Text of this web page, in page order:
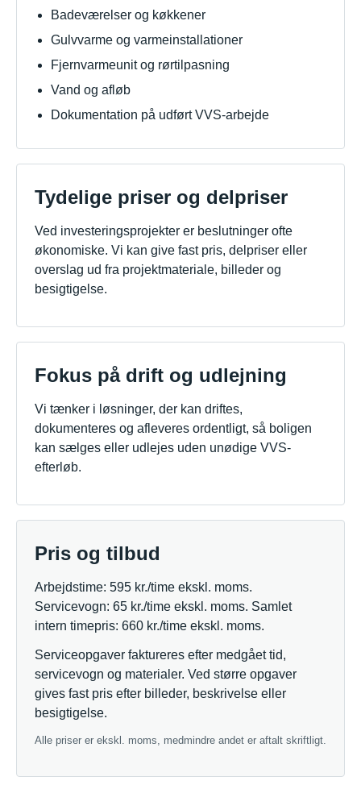
Badeværelser og køkkener
Gulvvarme og varmeinstallationer
Fjernvarmeunit og rørtilpasning
Vand og afløb
Dokumentation på udført VVS-arbejde
Tydelige priser og delpriser
Ved investeringsprojekter er beslutninger ofte
økonomiske. Vi kan give fast pris, delpriser eller
overslag ud fra projektmateriale, billeder og
besigtigelse.
Fokus på drift og udlejning
Vi tænker i løsninger, der kan driftes,
dokumenteres og afleveres ordentligt, så boligen
kan sælges eller udlejes uden unødige VVS-
efterløb.
Pris og tilbud
Arbejdstime: 595 kr./time ekskl. moms.
Servicevogn: 65 kr./time ekskl. moms. Samlet
intern timepris: 660 kr./time ekskl. moms.
Serviceopgaver faktureres efter medgået tid,
servicevogn og materialer. Ved større opgaver
gives fast pris efter billeder, beskrivelse eller
besigtigelse.
Alle priser er ekskl. moms, medmindre andet er aftalt skriftligt.